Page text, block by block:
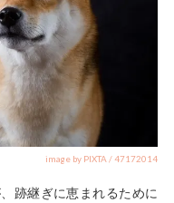
image by PIXTA / 47172014
跡継ぎに恵まれるために